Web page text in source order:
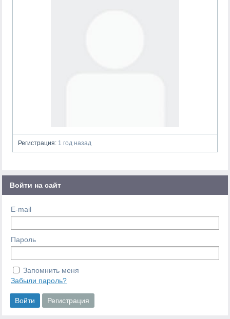
Регистрация: 1 год назад
Войти на сайт
E-mail
Пароль
Запомнить меня
Забыли пароль?